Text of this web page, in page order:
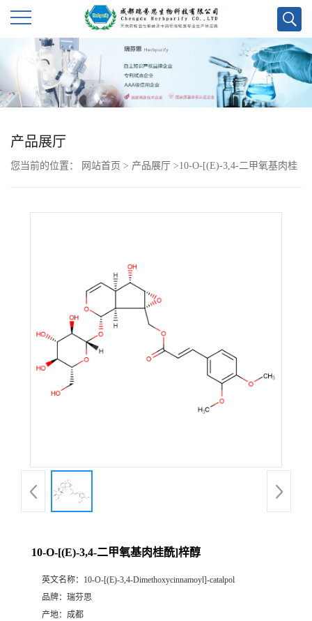
产
产品展厅
您当前的位置： 网站首页 > 产品展厅 >10-O-[(E)-3,4-二甲氧基肉桂
10-O-[(E)-3,4-二甲氧基肉桂酰]梓醇
英文名称： 10-O-[(E)-3,4-Dimethoxycinnamoyl]-catalpol
品牌： 瑞芬思
产地： 成都